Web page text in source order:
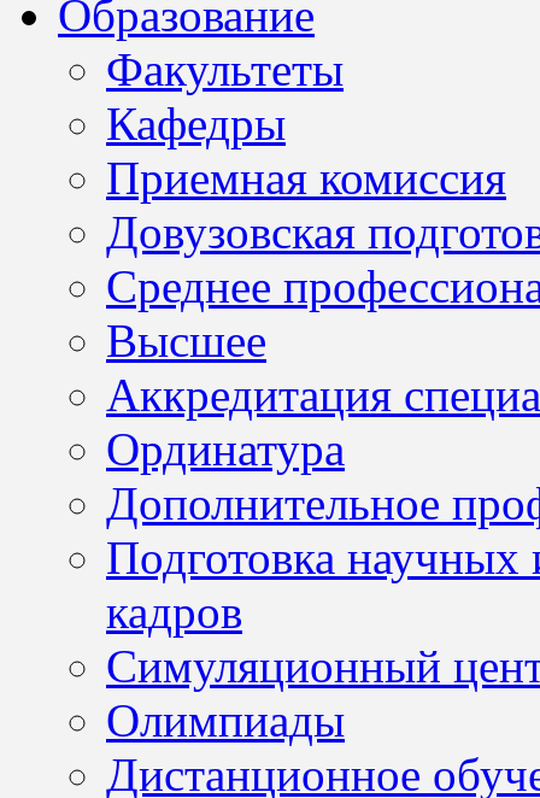
Образование
Факультеты
Кафедры
Приемная комиссия
Довузовская
Среднее
Высшее
Аккредитация
Ординатура
Дополнительное
Подготовка научных
кадров
Симуляционный
Олимпиады
Дистанционное